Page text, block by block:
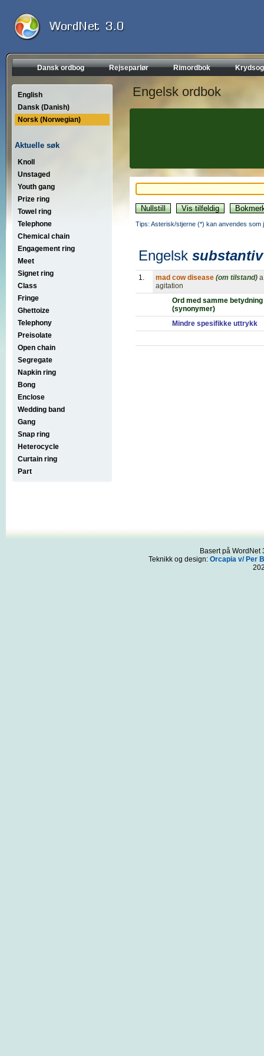
Dansk ordbog Rejseparlør Rimordbok
English
Dansk (Danish)
Norsk (Norwegian)
Aktuelle søk
Knoll
Unstaged
Youth gang
Prize ring
Towel ring
Telephone
Chemical chain
Engagement ring
Meet
Signet ring
Class
Fringe
Ghettoize
Telephony
Preisolate
Open chain
Segregate
Napkin ring
Bong
Enclose
Wedding band
Gang
Snap ring
Heterocycle
Curtain ring
Part
Engelsk ordbok
Tips: Asterisk/stjerne (*) kan anvendes som
Engelsk substantiv
1. mad cow disease (om tilstand)
agitation
Ord med samme betydning
(synonymer)
Mindre spesifikke uttrykk
Basert på WordNet
Teknikk og design: Orcapia v/ Per